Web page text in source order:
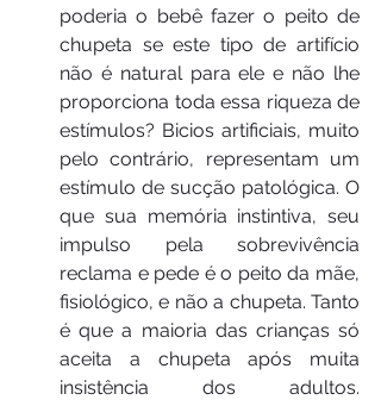
poderia o bebê fazer o peito de
chupeta se este tipo de artifício
não é natural para ele e não lhe
proporciona toda essa riqueza de
estímulos? Bicios artificiais, muito
pelo contrário, representam um
estímulo de sucção patológica. O
que sua memória instintiva, seu
impulso pela sobrevivência
reclama e pede é o peito da mãe,
fisiológico, e não a chupeta. Tanto
é que a maioria das crianças só
aceita a chupeta após muita
insistência dos adultos.